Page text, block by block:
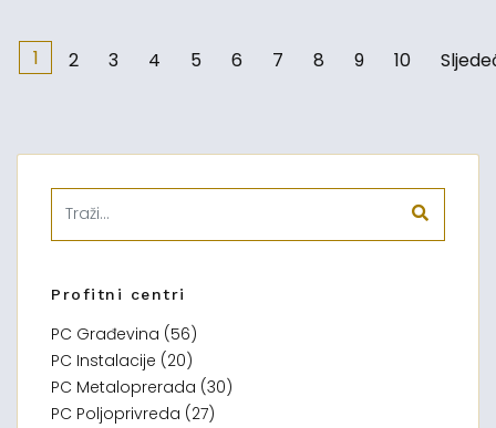
1 2 3 4 5 6 7 8 9 10
Profitni centri
PC Građevina (56)
PC Instalacije (20)
PC Metaloprerada (30)
PC Poljoprivreda (27)